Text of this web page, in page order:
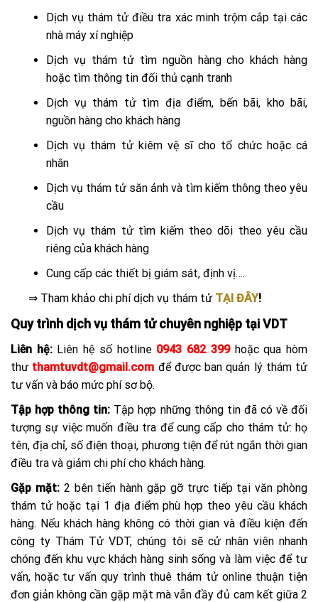
Dịch vụ thám tử điều tra xác minh trộm cắp tại các
nhà máy xí nghiệp
Dịch vụ thám tử tìm nguồn hàng cho khách hàng
hoặc tìm thông tin đối thủ cạnh tranh
Dịch vụ thám tử tìm địa điểm, bến bãi, kho bãi,
nguồn hàng cho khách hàng
Dịch vụ thám tử kiêm vệ sĩ cho tổ chức hoặc cá
nhân
Dịch vụ thám tử săn ảnh và tìm kiếm thông theo yêu
cầu
Dịch vụ thám tử tìm kiếm theo dõi theo yêu cầu
riêng của khách hàng
Cung cấp các thiết bị giám sát, định vị….
⇒ Tham khảo chi phí dịch vụ thám tử TẠI ĐÂY!
Quy trình dịch vụ thám tử chuyên nghiệp tại VDT
Liên hệ: Liên hệ số hotline 0943 682 399hoặc qua hòm
thư thamtuvdt@gmail.com để được ban quản lý thám tử
tư vấn và báo mức phí sơ bộ.
Tập hợp thông tin: Tập hợp những thông tin đã có về đối
tượng sự việc muốn điều tra để cung cấp cho thám tử: họ
tên, địa chỉ, số điện thoại, phương tiện để rút ngắn thời gian
điều tra và giảm chi phí cho khách hàng.
Gặp mặt: 2 bên tiến hành gặp gỡ trực tiếp tại văn phòng
thám tử hoặc tại 1 địa điểm phù hợp theo yêu cầu khách
hàng. Nếu khách hàng không có thời gian và điều kiện đến
công ty Thám Tử VDT, chúng tôi sẽ cử nhân viên nhanh
chóng đến khu vực khách hàng sinh sống và làm việc để tư
vấn, hoặc tư vấn quy trình thuê thám tử online thuận tiện
đơn giản không cần gặp mặt mà vẫn đầy đủ cam kết giữa 2